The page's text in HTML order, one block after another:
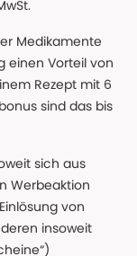
Medikamente
einen Vorteil von
Rezept mit 6
sind das bis
sich aus
Werbeaktion
von
insoweit